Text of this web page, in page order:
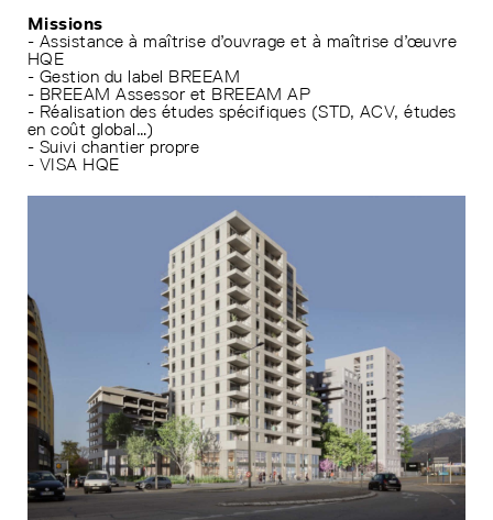
Missions
- Assistance à maîtrise d’ouvrage et à maîtrise d’œuvre
HQE
- Gestion du label BREEAM
- BREEAM Assessor et BREEAM AP
- Réalisation des études spécifiques (STD, ACV, études
en coût global…)
- Suivi chantier propre
- VISA HQE